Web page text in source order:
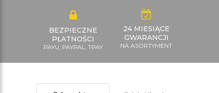
BEZPIECZNE
PŁATNOŚCI
PAYU, PAYPAL, TPAY
24 MIESIĄCE
GWARANCJI
NA ASORTYMENT